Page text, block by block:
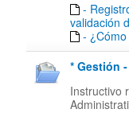
-
validación
-
* Gestión -
Instructivo